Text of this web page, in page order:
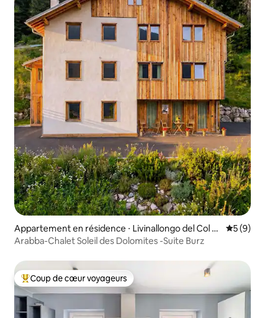
Appartement en résidence ⋅ Livinallongo del Col di
Lana
5 (9)
Arabba-Chalet Soleil des Dolomites -Suite Burz
Coups de cœur voyageurs les plus appréciés
Coup de cœur voyageurs